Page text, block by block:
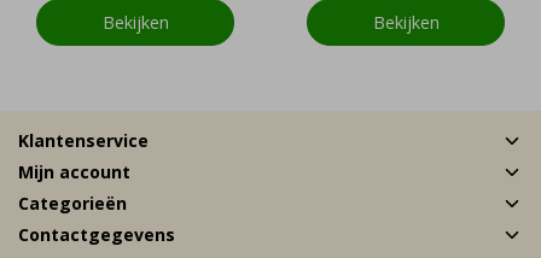
Bekijken Bekijken
Klantenservice
Mijn account
Categorieën
Contactgegevens